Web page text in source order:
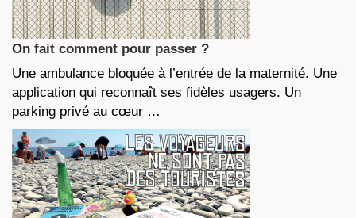
On fait comment pour passer ?
Une ambulance bloquée à l’entrée de la maternité. Une
application qui reconnaît ses fidèles usagers. Un
parking privé au cœur …